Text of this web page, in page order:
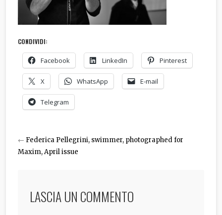
CONDIVIDI:
Facebook LinkedIn Pinterest
X WhatsApp E-mail
Telegram
← Federica Pellegrini, swimmer, photographed for
Maxim, April issue
LASCIA UN COMMENTO